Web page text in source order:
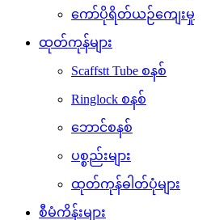
ကော်ပိုရိတ်ယဉ်ကျေးမှု
ထုတ်ကုန်များ
Scaffstt Tube စနစ်
Ringlock စနစ်
ဘောင်စနစ်
ပစ္စည်းများ
ထုတ်ကုန်ဓါတ်ပုံများ
စီမံကိန်းများ